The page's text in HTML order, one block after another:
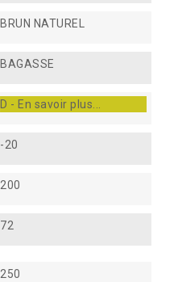
BRUN NATUREL
BAGASSE
D - En savoir plus...
-20
200
72
250